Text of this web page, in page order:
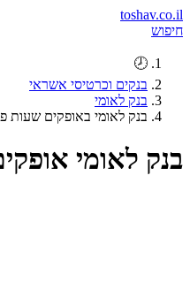
toshav.co.il
חיפוש
🕗
בנקים וכרטיסי אשראי
בנק לאומי
בנק לאומי באופקים שעות
בנק לאומי